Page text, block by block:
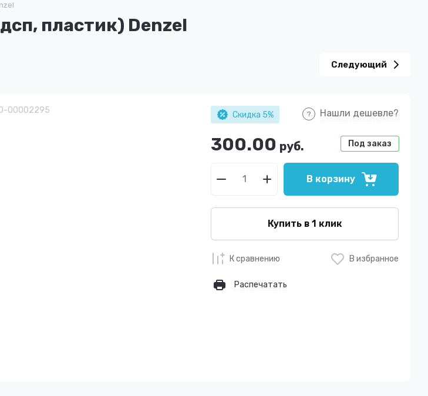
пластик) Denzel
Следующий
00002295 Скидка 5% Нашли дешевле?
Под заказ
300.00 руб.
В корзину
Купить в 1 клик
К сравнению В избранное
Распечатать